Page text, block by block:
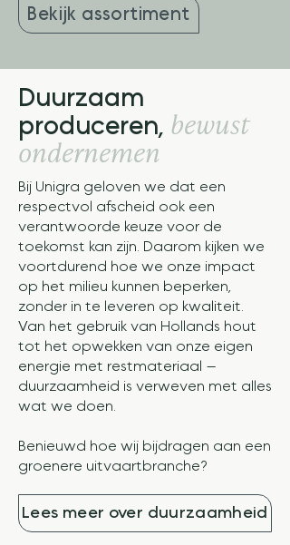
Bekijk assortiment
Duurzaam
produceren, bewust
ondernemen
Bij Unigra geloven we dat een
respectvol afscheid ook een
verantwoorde keuze voor de
toekomst kan zijn. Daarom kijken we
voortdurend hoe we onze impact
op het milieu kunnen beperken,
zonder in te leveren op kwaliteit.
Van het gebruik van Hollands hout
tot het opwekken van onze eigen
energie met restmateriaal —
duurzaamheid is verweven met alles
wat we doen.
Benieuwd hoe wij bijdragen aan een
groenere uitvaartbranche?
Lees meer over duurzaamheid